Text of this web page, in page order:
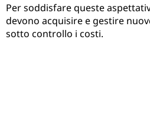
Per soddisfare queste
devono acquisire e gestire
sotto controllo i costi.